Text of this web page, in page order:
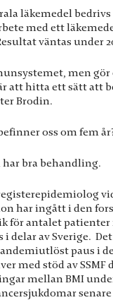
läkemedel
med ett
väntas under
men gör
att hitta ett sätt att
Brodin.
oss om fem
har bra behandling.
har ingått i den
för antalet patienter
delar av Sverige.
paus i
med stöd av SSMF
mellan BMI